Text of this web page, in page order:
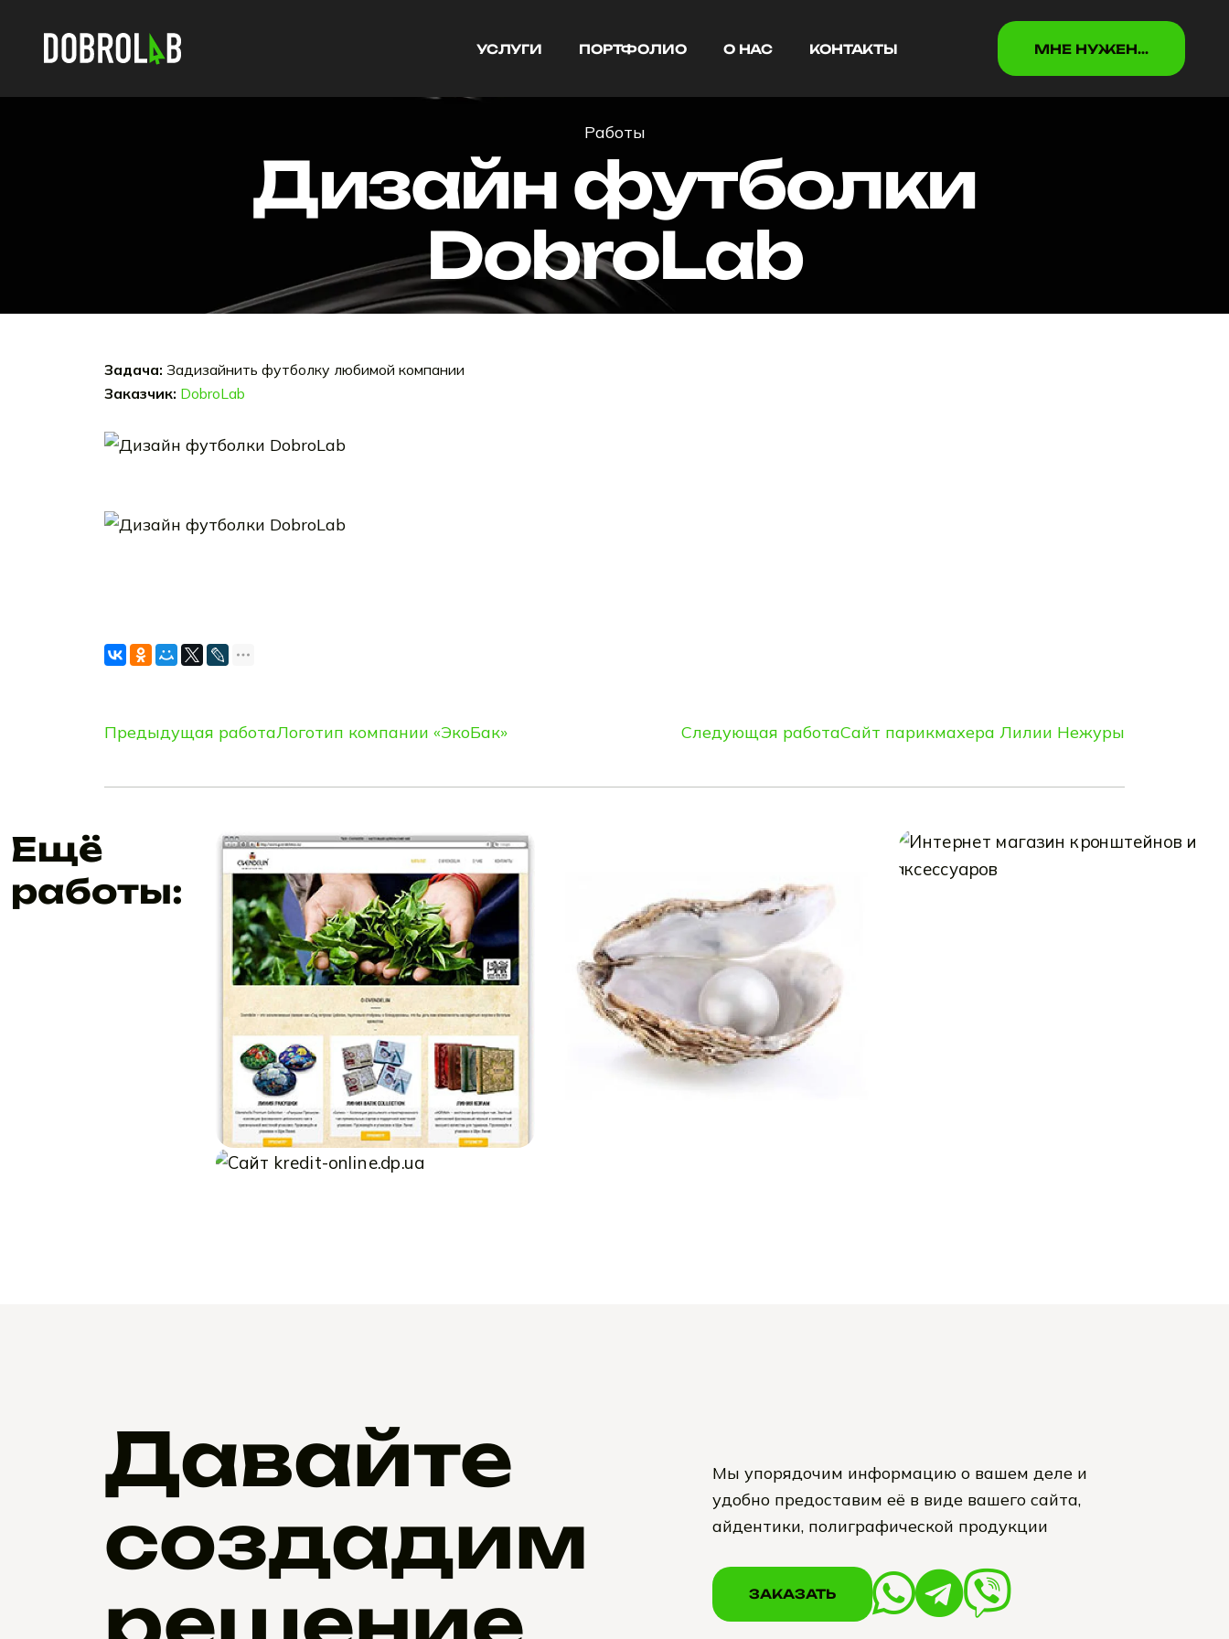
УСЛУГИ
ПОРТФОЛИО
О НАС
КОНТАКТЫ
МНЕ НУЖEН...
Работы
Дизайн футболки
DobroLab
Задача: Задизайнить футболку любимой компании
Заказчик: DobroLab
Предыдущая работаЛоготип компании «ЭкоБак» Следующая работаСайт парикмахера Лилии Нежуры
Ещё
работы:
Давайте
создадим
Мы упорядочим информацию о вашем деле и
удобно предоставим её в виде вашего сайта,
айдентики, полиграфической продукции
ЗАКАЗАТЬ